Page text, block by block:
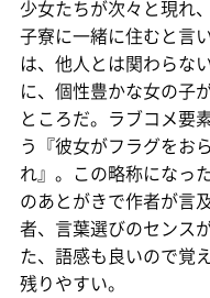
少女たちが次々と現れ
子寮に一緒に住むと
は、他人とは関わらな
に、個性豊かな女の子
ところだ。ラブコメ要
う『彼女がフラグをお
れ』。この略称になっ
のあとがきで作者が言
者、言葉選びのセンス
た、語感も良いので覚
残りやすい。